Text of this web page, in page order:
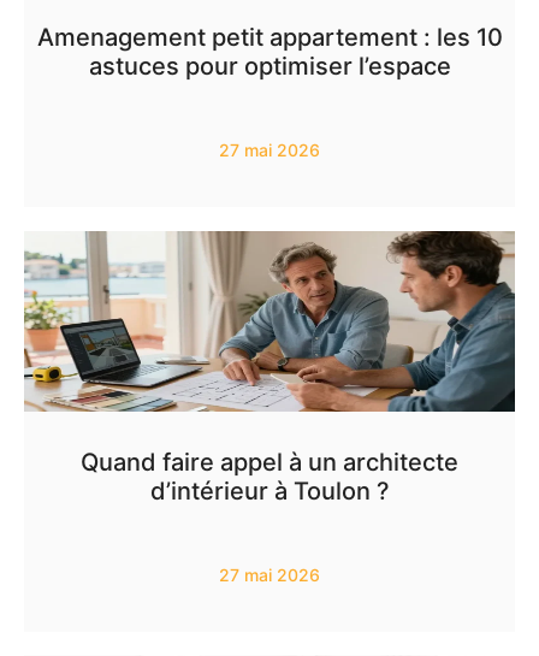
Amenagement petit appartement : les 10
astuces pour optimiser l’espace
27 mai 2026
Quand faire appel à un architecte
d’intérieur à Toulon ?
27 mai 2026